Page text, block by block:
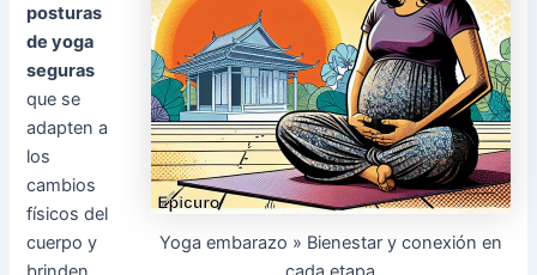
Yoga embarazo » Bienestar y conexión en
posturas
de yoga
seguras
que se
adapten a
los
cambios
físicos del
cuerpo y